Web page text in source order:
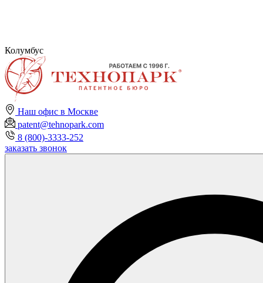
Колумбус
Наш офис в Москве
patent@tehnopark.com
8 (800)-3333-252
заказать звонок